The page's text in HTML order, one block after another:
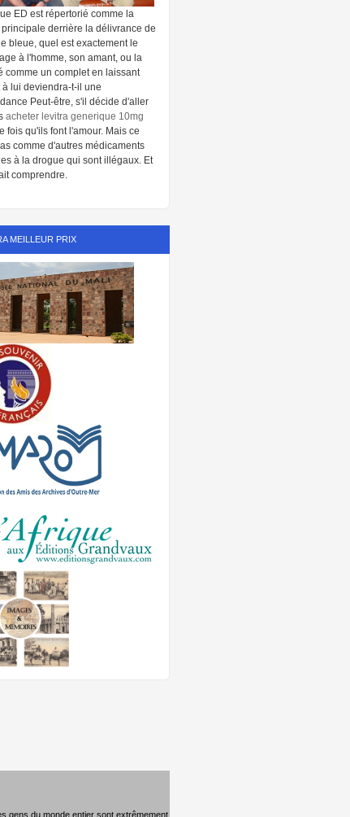
ED est répertorié comme la
derrière la délivrance de
bleue, quel est exactement le
à l'homme, son amant, ou la
comme un complet en laissant
à lui deviendra-t-il une
Peut-être, s'il décide d'aller
acheter levitra generique 10mg
fois qu'ils font l'amour. Mais ce
comme d'autres médicaments
à la drogue qui sont illégaux. Et
comprendre.
MEILLEUR PRIX
gens du monde entier sont extrêmement